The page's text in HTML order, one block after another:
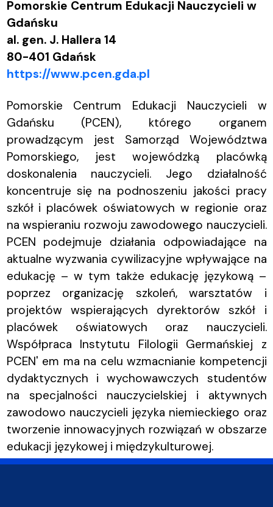
Pomorskie Centrum Edukacji Nauczycieli w
Gdańsku
al. gen. J. Hallera 14
80-401 Gdańsk
https://www.pcen.gda.pl
Pomorskie Centrum Edukacji Nauczycieli w
Gdańsku (PCEN), którego organem
prowadzącym jest Samorząd Województwa
Pomorskiego, jest wojewódzką placówką
doskonalenia nauczycieli. Jego działalność
koncentruje się na podnoszeniu jakości pracy
szkół i placówek oświatowych w regionie oraz
na wspieraniu rozwoju zawodowego nauczycieli.
PCEN podejmuje działania odpowiadające na
aktualne wyzwania cywilizacyjne wpływające na
edukację – w tym także edukację językową –
poprzez organizację szkoleń, warsztatów i
projektów wspierających dyrektorów szkół i
placówek oświatowych oraz nauczycieli.
Współpraca Instytutu Filologii Germańskiej z
PCEN' em ma na celu wzmacnianie kompetencji
dydaktycznych i wychowawczych studentów
na specjalności nauczycielskiej i aktywnych
zawodowo nauczycieli języka niemieckiego oraz
tworzenie innowacyjnych rozwiązań w obszarze
edukacji językowej i międzykulturowej.